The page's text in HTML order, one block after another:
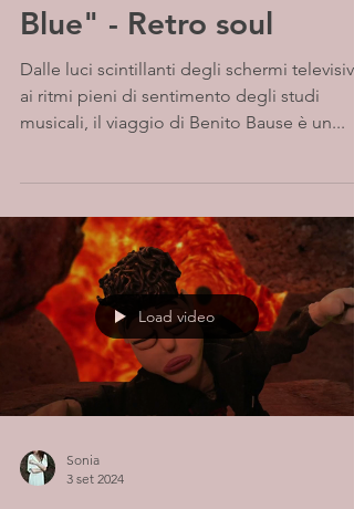
Blue" - Retro soul
Dalle luci scintillanti degli schermi televisivi
ai ritmi pieni di sentimento degli studi
musicali, il viaggio di Benito Bause è un...
Load video
Sonia
3 set 2024